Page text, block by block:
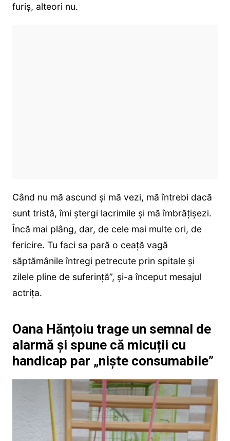
furiș, alteori nu.
Când nu mă ascund și mă vezi, mă întrebi dacă
sunt tristă, îmi ștergi lacrimile și mă îmbrățișezi.
Încă mai plâng, dar, de cele mai multe ori, de
fericire. Tu faci sa pară o ceață vagă
săptămânile întregi petrecute prin spitale și
zilele pline de suferință”, și-a început mesajul
actrița.
Oana Hănțoiu trage un semnal de
alarmă și spune că micuții cu
handicap par „niște consumabile”